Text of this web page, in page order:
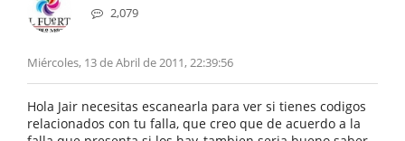
2,079
Miércoles, 13 de Abril de 2011, 22:39:56
Hola Jair necesitas escanearla para ver si tienes codigos
relacionados con tu falla, que creo que de acuerdo a la